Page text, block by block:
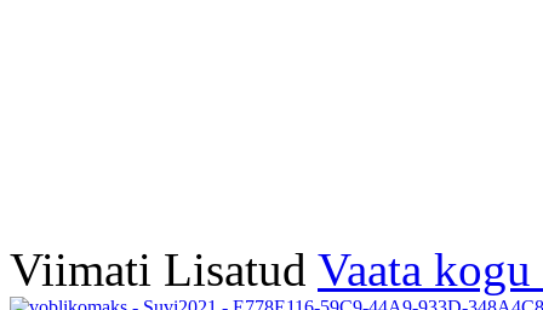
Viimati Lisatud Vaata